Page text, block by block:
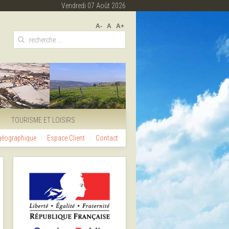
Vendredi 07 Août 2026
A- A A+
TOURISME ET LOISIRS
Espace Client Contact